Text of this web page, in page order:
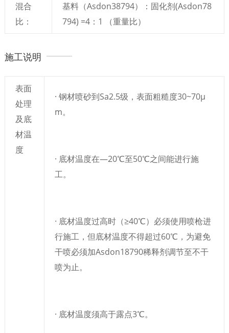
混合
比：
基料（Asdon38794）：固化剂(Asdon78
794) =4：1 （重量比）
施工说明
表面
处理
及底
材温
度
· 钢材喷砂到Sa2.5级，表面粗糙度30~70μ
m。
· 底材温度在—20℃至50℃之间能进行施
工。
· 底材温度过高时（≥40℃）必须使用喷枪进
行施工，但底材温度不得超过60℃，为避免
干喷必须加Asdon18790稀释剂调节至不干
喷为止。
· 底材温度须高于露点3℃。